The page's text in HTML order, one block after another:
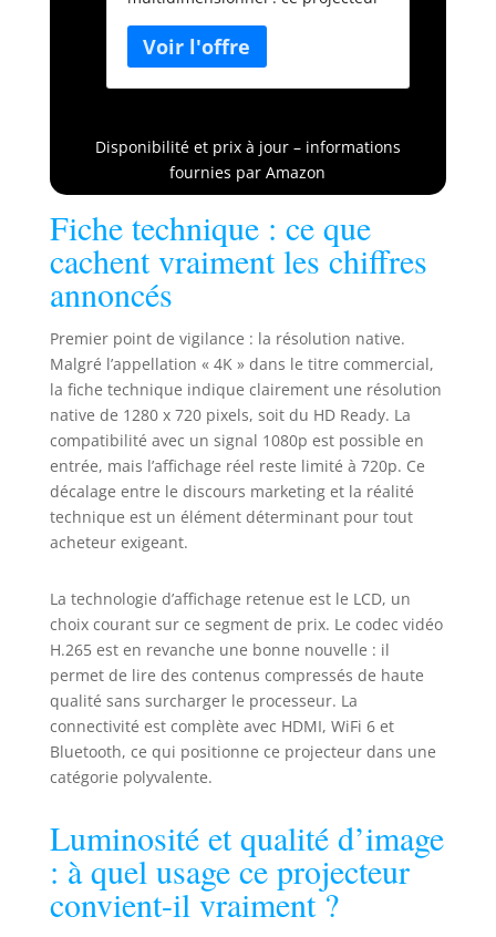
Cinéma/Extérieur
intelligente d'évitement des
obstacles qui détecte
automatiquement les murs, les
la zone de projection, ajustant
dynamiquement la portée de
l'image pour garantir un contenu
au point automatique, à la
correction automatique des angles
et à la reconnaissance d'écran, il
élimine les réglages manuels. Qu'il
frontale, latérale ou au plafond, il
offre instantanément une image
parfaitement carrée et d'une
netteté cristalline Correction
Trapézoïdale Automatique en 3
Secondes:Doté d'une fonction de
correction trapézoïdale
automatique, ce rétroprojecteur
s'adapte rapidement aux angles
de projection, garantissant une
utilisation. Cette fonction assure
une projection précise, que vous
soyez dans votre chambre ou en
plein air Mise au point
électronique + adaptation HD,
pour révéler chaque détail : le
projecteur 4K est doté d'une
fonction de mise au point
électronique qui permet de régler
à l'aide d'une télécommande. Avec
des tailles de projection flexibles
allant de 40 à 130 pouces, il
reproduit fidèlement les détails
Disponibilité et prix à jour – informations
fournies par Amazon
Fiche technique : ce que
cachent vraiment les chiffres
annoncés
Premier point de vigilance : la résolution native.
Malgré l’appellation « 4K » dans le titre commercial,
la fiche technique indique clairement une résolution
native de 1280 x 720 pixels, soit du HD Ready. La
compatibilité avec un signal 1080p est possible en
entrée, mais l’affichage réel reste limité à 720p. Ce
décalage entre le discours marketing et la réalité
technique est un élément déterminant pour tout
acheteur exigeant.
La technologie d’affichage retenue est le LCD, un
choix courant sur ce segment de prix. Le codec vidéo
H.265 est en revanche une bonne nouvelle : il
permet de lire des contenus compressés de haute
qualité sans surcharger le processeur. La
connectivité est complète avec HDMI, WiFi 6 et
Bluetooth, ce qui positionne ce projecteur dans une
catégorie polyvalente.
Luminosité et qualité d’image
: à quel usage ce projecteur
convient-il vraiment ?